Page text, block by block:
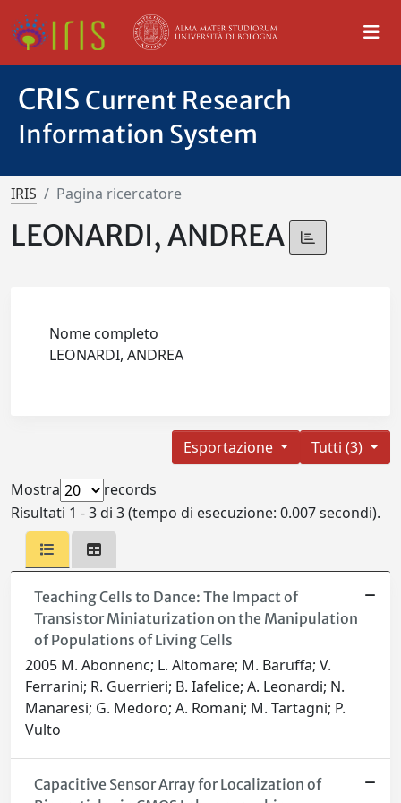
CRIS Current Research
Information System
IRIS Pagina ricercatore
LEONARDI, ANDREA
Nome completo
LEONARDI, ANDREA
Tutti (3)
Esportazione
Mostra
records
Risultati 1 - 3 di 3 (tempo di esecuzione: 0.007 secondi).
Teaching Cells to Dance: The Impact of
Transistor Miniaturization on the Manipulation
of Populations of Living Cells
2005 M. Abonnenc; L. Altomare; M. Baruffa; V.
Ferrarini; R. Guerrieri; B. Iafelice; A. Leonardi; N.
Manaresi; G. Medoro; A. Romani; M. Tartagni; P.
Vulto
Capacitive Sensor Array for Localization of